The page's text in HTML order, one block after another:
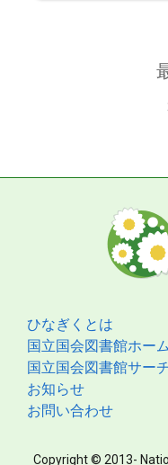
ひなぎくとは
国立国会図書館ホー
国立国会図書館サー
お知らせ
お問い合わせ
Copyright © 2013-